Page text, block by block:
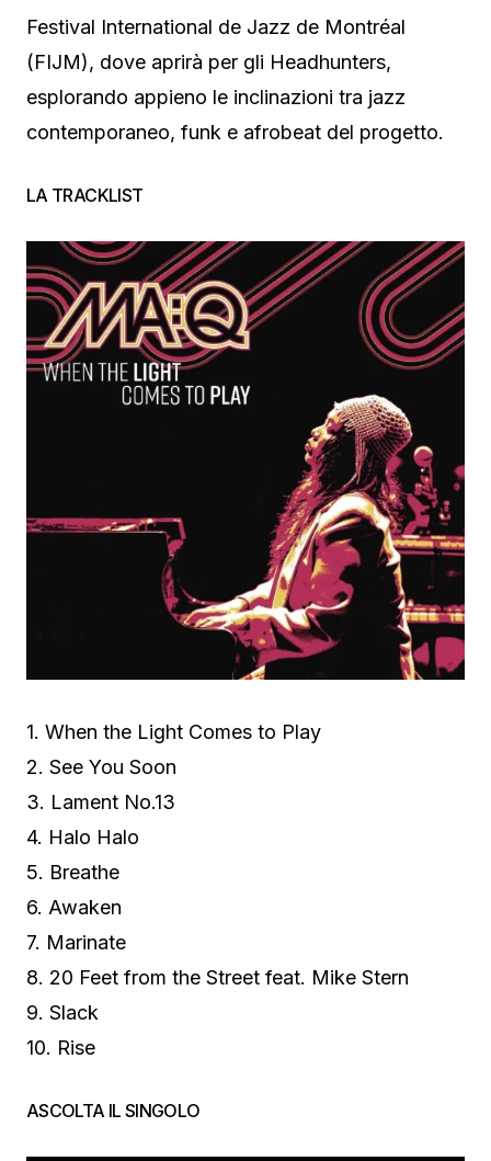
Festival International de Jazz de Montréal
(FIJM), dove aprirà per gli Headhunters,
esplorando appieno le inclinazioni tra jazz
contemporaneo, funk e afrobeat del progetto.
LA TRACKLIST
1. When the Light Comes to Play
2. See You Soon
3. Lament No.13
4. Halo Halo
5. Breathe
6. Awaken
7. Marinate
8. 20 Feet from the Street feat. Mike Stern
9. Slack
10. Rise
ASCOLTA IL SINGOLO